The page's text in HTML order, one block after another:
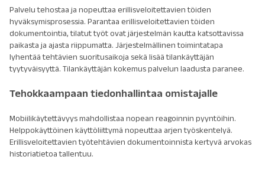
Palvelu tehostaa ja nopeuttaa erillisveloitettavien töiden
hyväksymisprosessia. Parantaa erillisveloitettavien töiden
dokumentointia, tilatut työt ovat järjestelmän kautta katsottavissa
paikasta ja ajasta riippumatta. Järjestelmällinen toimintatapa
lyhentää tehtävien suoritusaikoja sekä lisää tilankäyttäjän
tyytyväisyyttä. Tilankäyttäjän kokemus palvelun laadusta paranee.
Tehokkaampaan tiedonhallintaa omistajalle
Mobiilikäytettävyys mahdollistaa nopean reagoinnin pyyntöihin.
Helppokäyttöinen käyttöliittymä nopeuttaa arjen työskentelyä.
Erillisveloitettavien työtehtävien dokumentoinnista kertyvä arvokas
historiatietoa tallentuu.